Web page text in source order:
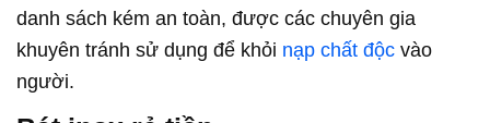
danh sách kém an toàn, được các chuyên gia
khuyên tránh sử dụng để khỏi nạp chất độc vào
người.